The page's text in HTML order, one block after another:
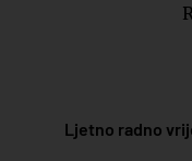
Ljetno radno